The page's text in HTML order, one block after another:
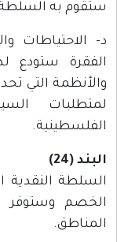
ستقوم به السلطة
د- الاحتياطات
الفقرة ستودع
والأنظمة التي
لمتطلبات
الفلسطينية.
البند (24)
السلطة النقدية
الخصم وستوفر
المناطق.